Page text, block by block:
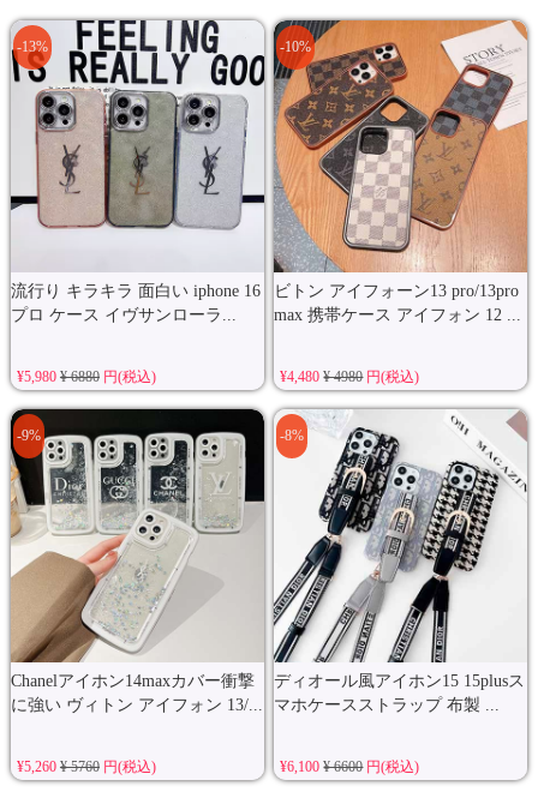
流行り キラキラ 面白い iphone 16
プロ ケース イヴサンローラ...
-13%
¥5,980 ¥ 6880円(税込)
ビトン アイフォーン13 pro/13pro
max 携帯ケース アイフォン 12 ...
-10%
¥4,480¥ 4980円(税込)
Chanelアイホン14maxカバー衝撃
に強い ヴィトン アイフォン 13/...
-9%
¥5,260 ¥ 5760円(税込)
ディオール風アイホン15 15plusス
マホケースストラップ 布製 ...
-8%
¥6,100¥ 6600円(税込)